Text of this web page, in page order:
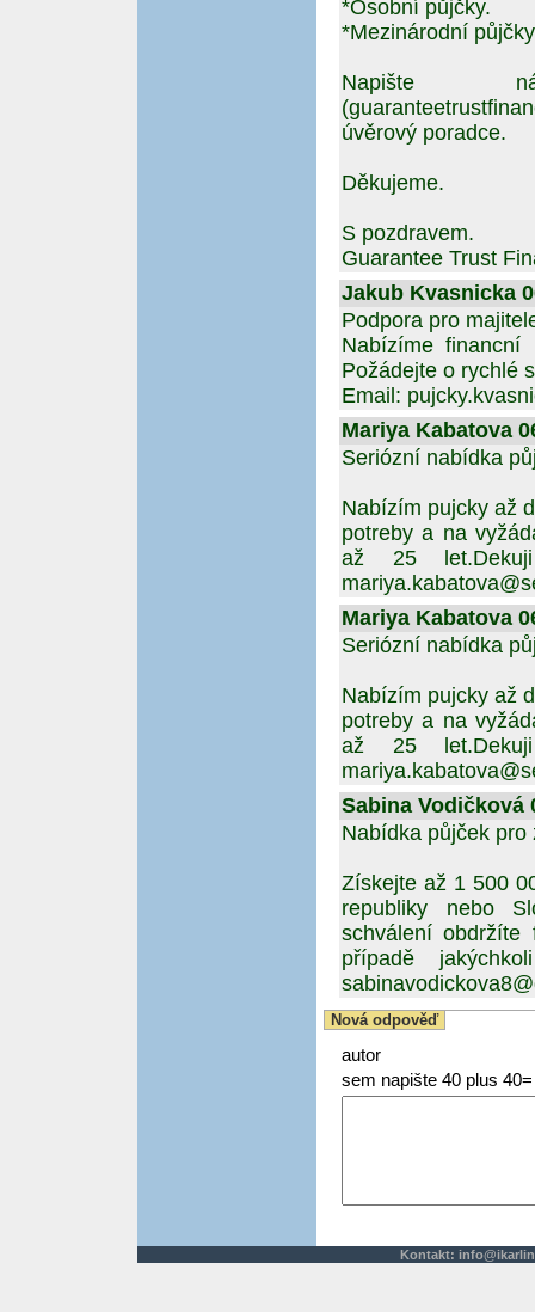
*Osobní půjčky.
*Mezinárodní
Napište
úvěrový poradce.
Děkujeme.
S pozdravem.
Guarantee Trust
Jakub Kvasnicka
Podpora pro
Nabízíme financní
Požádejte o rychlé
Email:
Mariya Kabatova
Seriózní nabídka
Nabízím pujcky až
potreby a na
až 25
Mariya Kabatova
Seriózní nabídka
Nabízím pujcky až
potreby a na
až 25
Sabina Vodičková
Nabídka půjček pro
Získejte až 1 500
republiky nebo
schválení
případě
Nová odpověď
autor
sem napište 40 plus 40=
Kontakt: